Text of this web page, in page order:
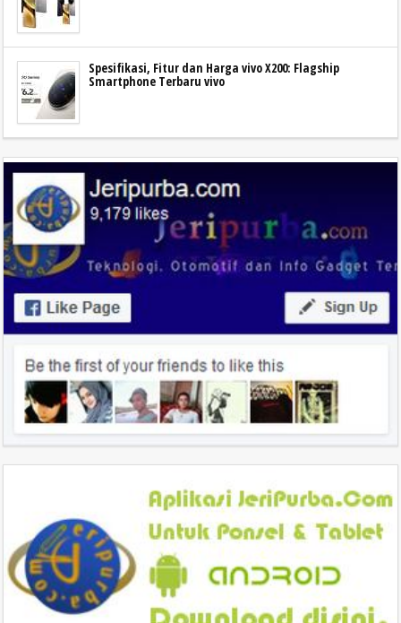
Spesifikasi, Fitur dan Harga vivo X200: Flagship
Smartphone Terbaru vivo